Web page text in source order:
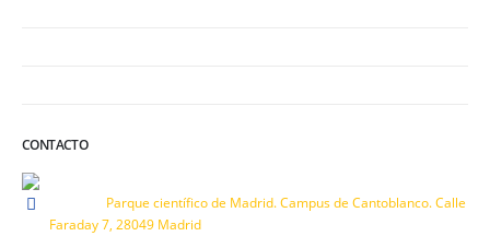
CONTACTO
Parque científico de Madrid. Campus de Cantoblanco. Calle
Faraday 7, 28049 Madrid